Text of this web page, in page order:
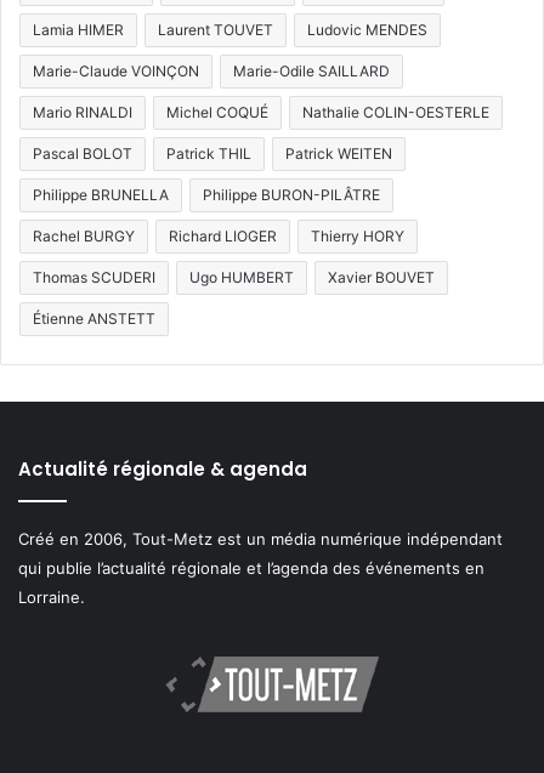
Lamia HIMER Laurent TOUVET Ludovic MENDES
Marie-Claude VOINÇON Marie-Odile SAILLARD
Mario RINALDI Michel COQUÉ Nathalie COLIN-OESTERLE
Pascal BOLOT Patrick THIL Patrick WEITEN
Philippe BRUNELLA Philippe BURON-PILÂTRE
Rachel BURGY Richard LIOGER Thierry HORY
Thomas SCUDERI Ugo HUMBERT Xavier BOUVET
Étienne ANSTETT
Actualité régionale & agenda
Créé en 2006, Tout-Metz est un média numérique indépendant
qui publie l’actualité régionale et l’agenda des événements en
Lorraine.